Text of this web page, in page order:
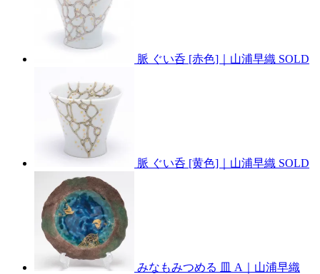
脈 ぐい呑 [赤色]｜山浦早織 SOLD
脈 ぐい呑 [黄色]｜山浦早織 SOLD
みなもみつめる 皿 A｜山浦早織